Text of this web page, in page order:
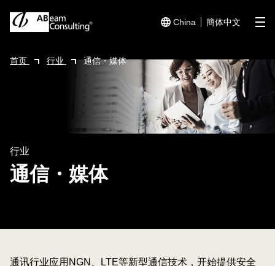
China 簡体中文
首页 行业 通信・媒体
通信・媒体
行业
通讯行业应用NGN、LTE等新型通信技术，开始提供安全